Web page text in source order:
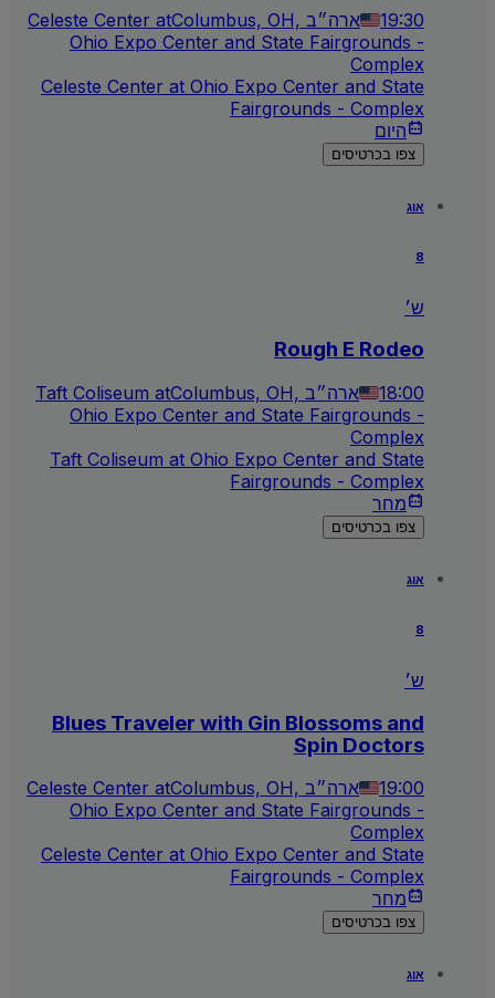
19:30 Columbus, OH, ארה״ב
Celeste Center at
Ohio Expo Center and State Fairgrounds -
Complex
Celeste Center at Ohio Expo Center and State
Fairgrounds - Complex
היום
צפו בכרטיסים
אוג
ש׳
Rough E Rodeo
18:00 Columbus, OH, ארה״ב
Taft Coliseum at
Ohio Expo Center and State Fairgrounds -
Complex
Taft Coliseum at Ohio Expo Center and State
Fairgrounds - Complex
מחר
צפו בכרטיסים
אוג
ש׳
Blues Traveler with Gin Blossoms and
Spin Doctors
19:00 Columbus, OH, ארה״ב
Celeste Center at
Ohio Expo Center and State Fairgrounds -
Complex
Celeste Center at Ohio Expo Center and State
Fairgrounds - Complex
מחר
צפו בכרטיסים
אוג